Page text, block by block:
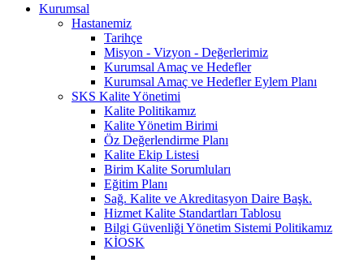
Kurumsal
Hastanemiz
Tarihçe
Misyon - Vizyon - Değerlerimiz
Kurumsal Amaç ve Hedefler
Kurumsal Amaç ve Hedefler Eylem Planı
SKS Kalite Yönetimi
Kalite Politikamız
Kalite Yönetim Birimi
Öz Değerlendirme Planı
Kalite Ekip Listesi
Birim Kalite Sorumluları
Eğitim Planı
Sağ. Kalite ve Akreditasyon Daire Başk.
Hizmet Kalite Standartları Tablosu
Bilgi Güvenliği Yönetim Sistemi Politikamız
KİOSK